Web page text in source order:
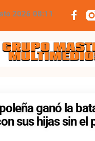
2026 08:11
Multimedios
ganó la
sus hijas sin el